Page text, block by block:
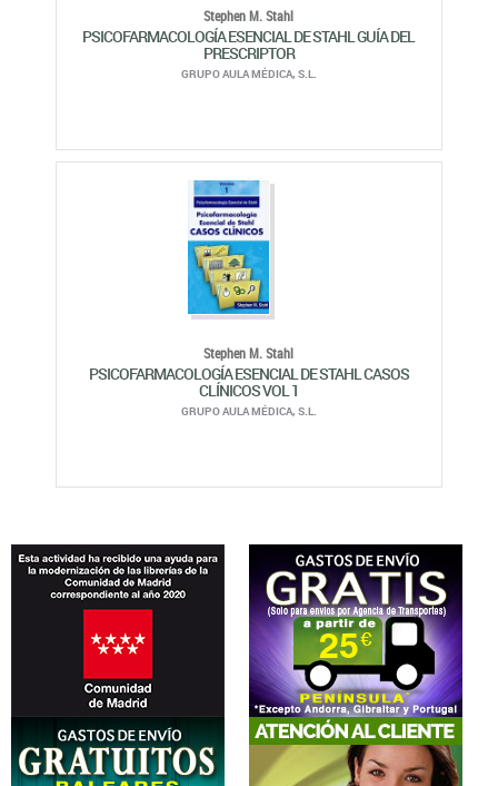
Stephen M. Stahl
PSICOFARMACOLOGÍA ESENCIAL DE STAHL GUÍA DEL
PRESCRIPTOR
GRUPO AULA MÉDICA, S.L.
Stephen M. Stahl
PSICOFARMACOLOGÍA ESENCIAL DE STAHL CASOS
CLÍNICOS VOL 1
GRUPO AULA MÉDICA, S.L.